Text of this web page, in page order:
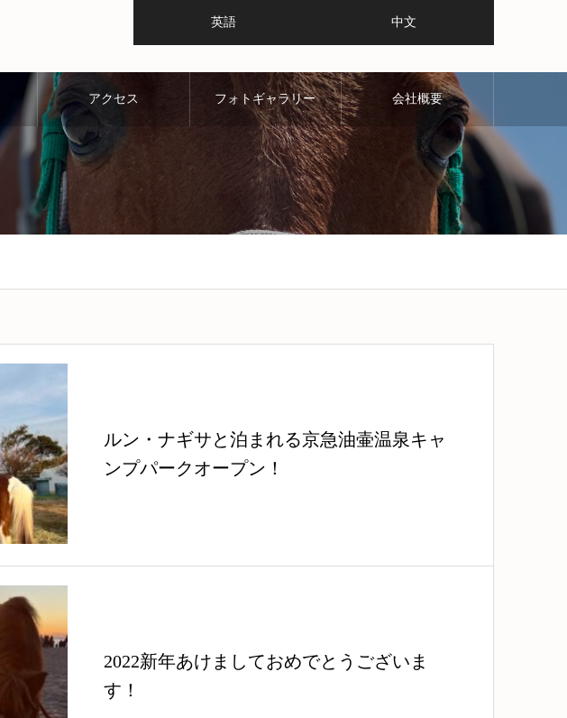
英語 中文
アクセス フォトギャラリー 会社概要
ルン・ナギサと泊まれる京急油壷温泉キャ
ンプパークオープン！
2022新年あけましておめでとうございま
す！